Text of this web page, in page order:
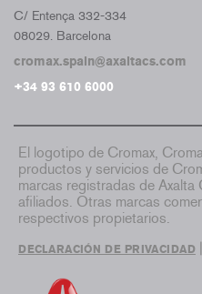
C/ Entença 332-334
08029. Barcelona
cromax.spain@axaltacs.com
+34 93 610 6000
El logotipo de Cromax,
productos y servicios de
marcas registradas de
afiliados. Otras marcas
respectivos propietarios.
DECLARACIÓN DE PRIVACIDAD